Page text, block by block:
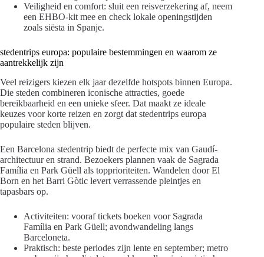
Veiligheid en comfort: sluit een reisverzekering af, neem
een EHBO-kit mee en check lokale openingstijden
zoals siësta in Spanje.
stedentrips europa: populaire bestemmingen en waarom ze
aantrekkelijk zijn
Veel reizigers kiezen elk jaar dezelfde hotspots binnen Europa.
Die steden combineren iconische attracties, goede
bereikbaarheid en een unieke sfeer. Dat maakt ze ideale
keuzes voor korte reizen en zorgt dat stedentrips europa
populaire steden blijven.
Een Barcelona stedentrip biedt de perfecte mix van Gaudí-
architectuur en strand. Bezoekers plannen vaak de Sagrada
Família en Park Güell als topprioriteiten. Wandelen door El
Born en het Barri Gòtic levert verrassende pleintjes en
tapasbars op.
Activiteiten: vooraf tickets boeken voor Sagrada
Família en Park Güell; avondwandeling langs
Barceloneta.
Praktisch: beste periodes zijn lente en september; metro